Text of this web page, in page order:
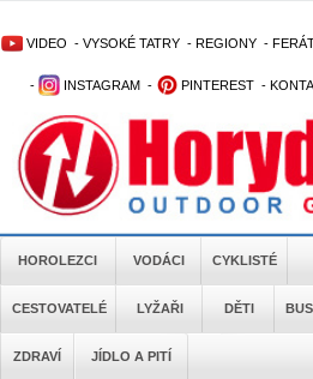
VIDEO - VYSOKÉ TATRY - REGIONY -
- INSTAGRAM - PINTEREST -
HOROLEZCI VODÁCI CYKLISTÉ
CESTOVATELÉ LYŽAŘI DĚTI
ZDRAVÍ JÍDLO A PITÍ